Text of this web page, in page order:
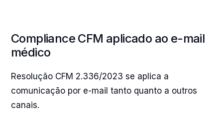
Compliance CFM aplicado ao e-mail
médico
Resolução CFM 2.336/2023 se aplica a
comunicação por e-mail tanto quanto a outros
canais.